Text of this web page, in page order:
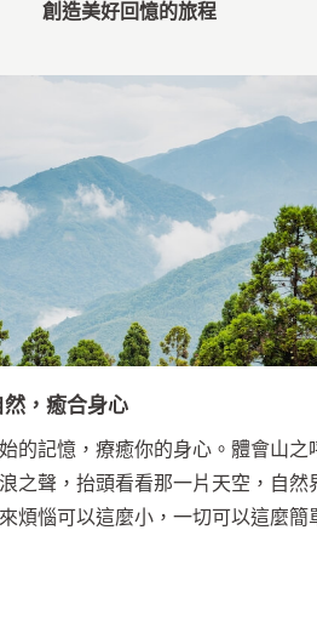
創造美好回憶的旅程
，癒合身心
的記憶，療癒你的身心。體會山之
之聲，抬頭看看那一片天空，自然
煩惱可以這麼小，一切可以這麼簡